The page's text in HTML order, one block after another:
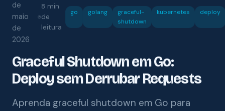
de
maio
de
2026
8 min
de
leitura
go golang
graceful-
shutdown
kubernetes deploy
Graceful Shutdown em Go:
Deploy sem Derrubar Requests
Aprenda graceful shutdown em Go para